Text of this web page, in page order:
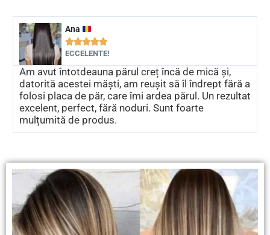
Ana

ECCELENTE!
Am avut întotdeauna părul creț încă de mică și,
datorită acestei măști, am reușit să îl îndrept fără a
folosi placa de păr, care îmi ardea părul. Un rezultat
excelent, perfect, fără noduri. Sunt foarte
mulțumită de produs.